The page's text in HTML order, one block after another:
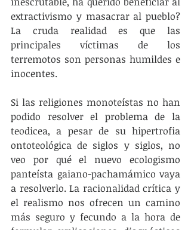
extractivismo y masacrar al pueblo?
La cruda realidad es que las
principales víctimas de los
terremotos son personas humildes e
inocentes.
Si las religiones monoteístas no han
podido resolver el problema de la
teodicea, a pesar de su hipertrofia
ontoteológica de siglos y siglos, no
veo por qué el nuevo ecologismo
panteísta gaiano-pachamámico vaya
a resolverlo. La racionalidad crítica y
el realismo nos ofrecen un camino
más seguro y fecundo a la hora de